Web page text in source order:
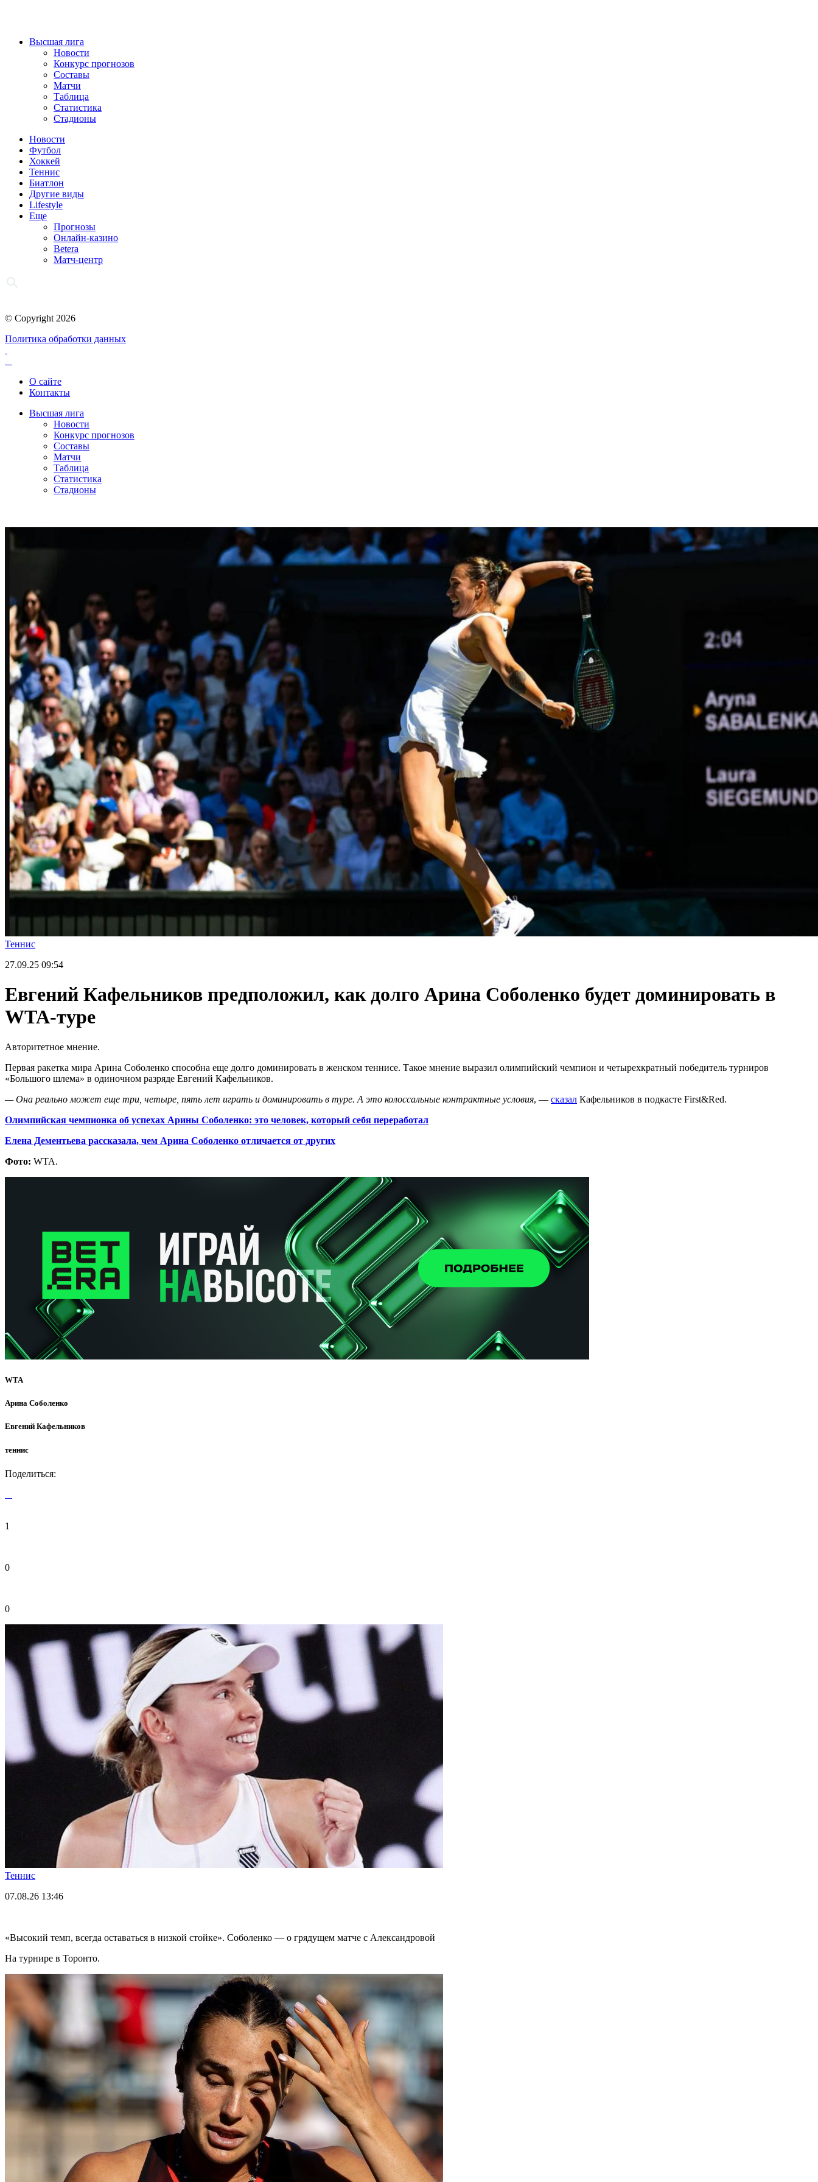
Высшая лига
Новости
Конкурс прогнозов
Составы
Матчи
Таблица
Статистика
Стадионы
Новости
Футбол
Хоккей
Теннис
Биатлон
Другие виды
Lifestyle
Еще
Прогнозы
Онлайн-казино
Betera
Матч-центр
© Copyright 2026
Политика обработки данных
О сайте
Контакты
Высшая лига
Новости
Конкурс прогнозов
Составы
Матчи
Таблица
Статистика
Стадионы
Теннис
27.09.25 09:54
Евгений Кафельников предположил, как долго Арина Соболенко будет доминировать в
WTA-туре
Авторитетное мнение.
Первая ракетка мира Арина Соболенко способна еще долго доминировать в женском теннисе. Такое мнение выразил олимпийский чемпион и четырехкратный победитель турниров
«Большого шлема» в одиночном разряде Евгений Кафельников.
— Она реально может еще три, четыре, пять лет играть и доминировать в туре. А это колоссальные контрактные условия, — сказал Кафельников в подкасте First&Red.
Олимпийская чемпионка об успехах Арины Соболенко: это человек, который себя переработал
Елена Дементьева рассказала, чем Арина Соболенко отличается от других
Фото: WTA.
WTA
Арина Соболенко
Евгений Кафельников
теннис
Поделиться:
1
0
0
Теннис
07.08.26 13:46
«Высокий темп, всегда оставаться в низкой стойке». Соболенко — о грядущем матче с Александровой
На турнире в Торонто.